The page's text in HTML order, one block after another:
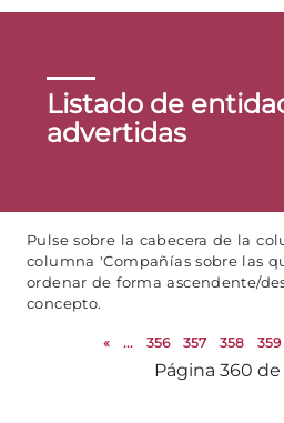
Listado de
advertidas
Pulse sobre la cabecera de la
columna 'Compañías sobre las
ordenar de forma ascendente/
concepto.
« ... 356 357 358 359
Página 360 de